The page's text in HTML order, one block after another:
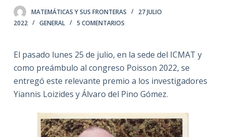
n
MATEMÁTICAS Y SUS FRONTERAS
27 JULIO
2022
GENERAL 5 COMENTARIOS
El pasado lunes 25 de julio, en la sede del ICMAT y
como preámbulo al congreso Poisson 2022, se
entregó este relevante premio a los investigadores
Yiannis Loizides y Álvaro del Pino Gómez.